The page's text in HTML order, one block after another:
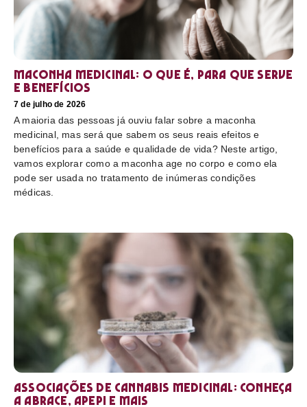
Maconha medicinal: O que é, para que serve
e benefícios
7 de julho de 2026
A maioria das pessoas já ouviu falar sobre a maconha
medicinal, mas será que sabem os seus reais efeitos e
benefícios para a saúde e qualidade de vida? Neste artigo,
vamos explorar como a maconha age no corpo e como ela
pode ser usada no tratamento de inúmeras condições
médicas.
Associações de cannabis medicinal: conheça
a Abrace, Apepi e mais